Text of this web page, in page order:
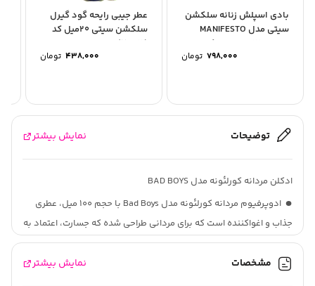
بادی اسپلش زنانه سلکشن
سیتی مدل MANIFESTO
798,000 تومان
عطر جیبی رایحه گود گیرل
سلکشن سیتی 20میل کد
(7403)
438,000 تومان
توضیحات نمایش بیشتر
ادکلن مردانه کورلئونه مدل BAD BOYS
ادوپرفیوم مردانه کورلئونه مدل Bad Boys با حجم 100 میل، عطری
جذاب و اغواکننده است که برای مردانی طراحی شده که جسارت، اعتماد به
نفس و سبک زندگی منحصربه‌فردشان را می‌خواهند به نمایش بگذارند.
این عطر، ترکیبی است از رایحه‌های قوی و پیچیده که از ابتدا تا انتها
مشخصات نمایش بیشتر